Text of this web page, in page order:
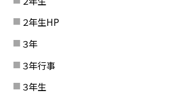
２年生HP
３年
３年行事
３年生